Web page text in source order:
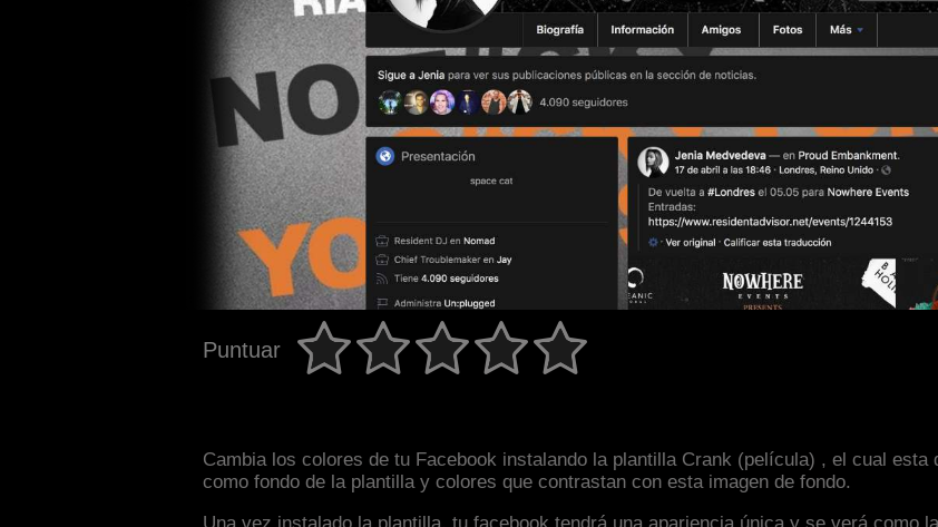
Puntuar
Cambia los colores de tu Facebook instalando la plantilla Crank (película) , el cual esta
como fondo de la plantilla y colores que contrastan con esta imagen de fondo.